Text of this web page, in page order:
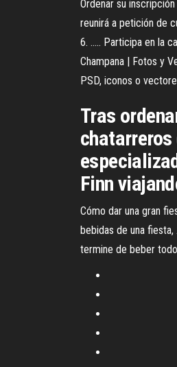
Ordenar su
reunirá a petición de
6. ..... Participa en la
Champana | Fotos y
PSD, iconos o
Tras
Finn
Cómo dar una gran
bebidas de una fiesta,
termine de beber